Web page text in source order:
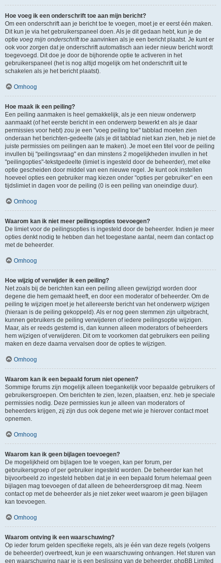
Hoe voeg ik een onderschrift toe aan mijn bericht?
Om een onderschrift aan je bericht toe te voegen, moet je er eerst één maken.
Dit kun je via het gebruikerspaneel doen. Als je dit gedaan hebt, kun je de
optie voeg mijn onderschrift toe aanvinken als je een bericht plaatst. Je kunt er
ook voor zorgen dat je onderschrift automatisch aan ieder nieuw bericht wordt
toegevoegd. Dit doe je door de bijhorende optie te activeren in het
gebruikerspaneel (het is nog altijd mogelijk om het onderschrift uit te
schakelen als je het bericht plaatst).
Omhoog
Hoe maak ik een peiling?
Een peiling aanmaken is heel gemakkelijk, als je een nieuw onderwerp
aanmaakt (of het eerste bericht in een onderwerp bewerkt en als je daar
permissies voor hebt) zou je een "voeg peiling toe" tabblad moeten zien
onderaan het berichten-gedeelte (als je dit tabblad niet kan zien, heb je niet de
juiste permissies om peilingen aan te maken). Je moet een titel voor de peiling
invullen bij "peilingsvraag" en dan minstens 2 mogelijkheden invullen in het
"peilingopties"-tekstgedeelte (limiet is ingesteld door de beheerder), met elke
optie gescheiden door middel van een nieuwe regel. Je kunt ook instellen
hoeveel opties een gebruiker mag kiezen onder "opties per gebruiker" en een
tijdslimiet in dagen voor de peiling (0 is een peiling van oneindige duur).
Omhoog
Waarom kan ik niet meer peilingsopties toevoegen?
De limiet voor de peilingsopties is ingesteld door de beheerder. Indien je meer
opties denkt nodig te hebben dan het toegestane aantal, neem dan contact op
met de beheerder.
Omhoog
Hoe wijzig of verwijder ik een peiling?
Net zoals bij de berichten kan een peiling alleen gewijzigd worden door
degene die hem gemaakt heeft, en door een moderator of beheerder. Om de
peiling te wijzigen moet je het allereerste bericht van het onderwerp wijzigen
(hieraan is de peiling gekoppeld). Als er nog geen stemmen zijn uitgebracht,
kunnen gebruikers de peiling verwijderen of iedere peilingsoptie wijzigen.
Maar, als er reeds gestemd is, dan kunnen alleen moderators of beheerders
hem wijzigen of verwijderen. Dit om te voorkomen dat gebruikers een peiling
maken en deze daarna vervalsen door de opties te wijzigen.
Omhoog
Waarom kan ik een bepaald forum niet openen?
Sommige forums zijn mogelijk alleen toegankelijk voor bepaalde gebruikers of
gebruikersgroepen. Om berichten te zien, lezen, plaatsen, enz. heb je speciale
permissies nodig. Deze permissies kun je alleen van moderators of
beheerders krijgen, zij zijn dus ook degene met wie je hierover contact moet
opnemen.
Omhoog
Waarom kan ik geen bijlagen toevoegen?
De mogelijkheid om bijlagen toe te voegen, kan per forum, per
gebruikersgroep of per gebruiker ingesteld worden. De beheerder kan het
bijvoorbeeld zo ingesteld hebben dat je in een bepaald forum helemaal geen
bijlagen mag toevoegen of dat alleen de beheerdersgroep dit mag. Neem
contact op met de beheerder als je niet zeker weet waarom je geen bijlagen
kan toevoegen.
Omhoog
Waarom ontving ik een waarschuwing?
Op ieder forum gelden specifieke regels, als je één van deze regels (volgens
de beheerder) overtreedt, kun je een waarschuwing ontvangen. Het sturen van
een waarschuwing naar je is een beslissing van de beheerder, phpBB Limited